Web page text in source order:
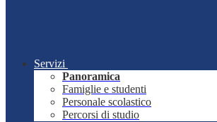
Servizi
Panoramica
Famiglie e studenti
Personale scolastico
Percorsi di studio